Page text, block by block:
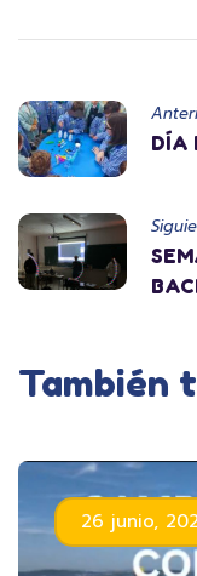
DÍA
También
26 junio,